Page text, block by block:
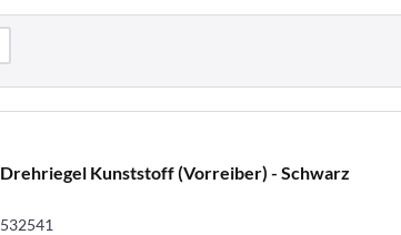
Drehriegel Kunststoff (Vorreiber) - Schwarz
532541